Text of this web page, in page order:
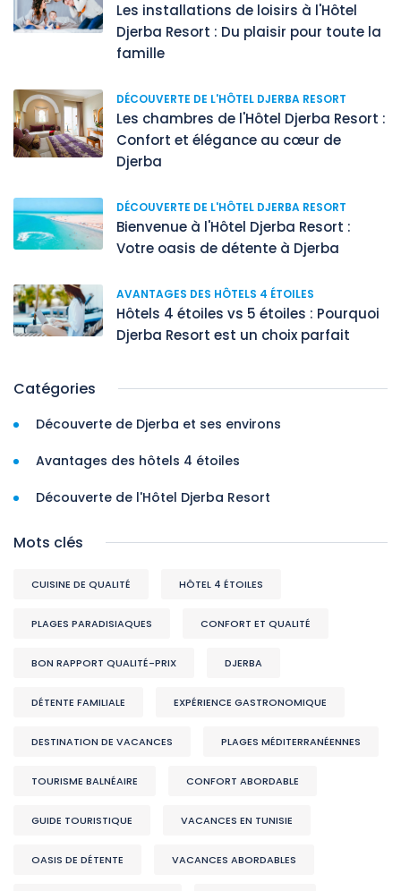
Les installations de loisirs à l'Hôtel
Djerba Resort : Du plaisir pour toute la
famille
DÉCOUVERTE DE L'HÔTEL DJERBA RESORT
Les chambres de l'Hôtel Djerba Resort :
Confort et élégance au cœur de
Djerba
DÉCOUVERTE DE L'HÔTEL DJERBA RESORT
Bienvenue à l'Hôtel Djerba Resort :
Votre oasis de détente à Djerba
AVANTAGES DES HÔTELS 4 ÉTOILES
Hôtels 4 étoiles vs 5 étoiles : Pourquoi
Djerba Resort est un choix parfait
Catégories
Découverte de Djerba et ses environs
Avantages des hôtels 4 étoiles
Découverte de l'Hôtel Djerba Resort
Mots clés
CUISINE DE QUALITÉ HÔTEL 4 ÉTOILES
PLAGES PARADISIAQUES CONFORT ET QUALITÉ
BON RAPPORT QUALITÉ-PRIX DJERBA
DÉTENTE FAMILIALE EXPÉRIENCE GASTRONOMIQUE
DESTINATION DE VACANCES PLAGES MÉDITERRANÉENNES
TOURISME BALNÉAIRE CONFORT ABORDABLE
GUIDE TOURISTIQUE VACANCES EN TUNISIE
OASIS DE DÉTENTE VACANCES ABORDABLES